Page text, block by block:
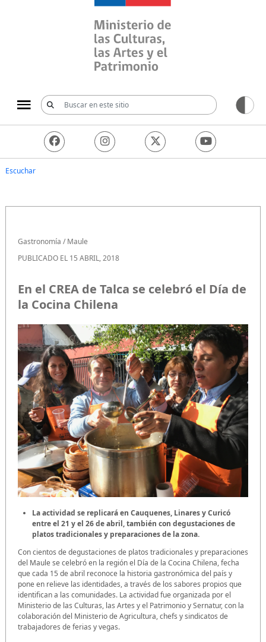
Ministerio de las
Escuchar
Gastronomía /Maule
PUBLICADO EL 15 ABRIL, 2018
En el CREA de Talca se celebró el Día de
la Cocina Chilena
La actividad se replicará en Cauquenes, Linares y Curicó
entre el 21 y el 26 de abril, también con degustaciones de
platos tradicionales y preparaciones de la zona.
Con cientos de degustaciones de platos tradicionales y preparaciones
del Maule se celebró en la región el Día de la Cocina Chilena, fecha
que cada 15 de abril reconoce la historia gastronómica del país y
pone en relieve las identidades, a través de los sabores propios que
identifican a las comunidades. La actividad fue organizada por el
Ministerio de las Culturas, las Artes y el Patrimonio y Sernatur, con la
colaboración del Ministerio de Agricultura, chefs y sindicatos de
trabajadores de ferias y vegas.